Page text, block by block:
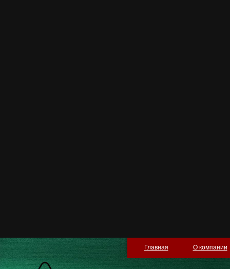
Главная О компании